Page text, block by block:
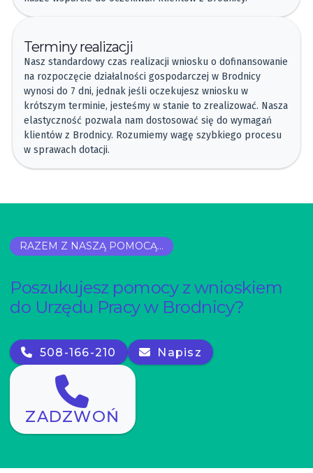
Terminy realizacji
Nasz standardowy czas realizacji wniosku o dofinansowanie
na rozpoczęcie działalności gospodarczej w Brodnicy
wynosi do 7 dni, jednak jeśli oczekujesz wniosku w
krótszym terminie, jesteśmy w stanie to zrealizować. Nasza
elastyczność pozwala nam dostosować się do wymagań
klientów z Brodnicy. Rozumiemy wagę szybkiego procesu
w sprawach dotacji.
RAZEM Z NASZĄ POMOCĄ...
Poszukujesz pomocy z wnioskiem
do Urzędu Pracy w Brodnicy?
508-166-210 Napisz
ZADZWOŃ